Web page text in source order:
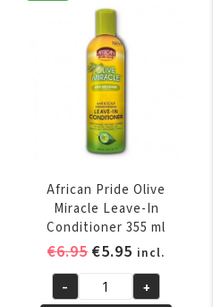
African Pride Olive
Miracle Leave-In
Conditioner 355 ml
€6.95
was:
€5.95 Huidige
prijs
is:
incl.
African
- +